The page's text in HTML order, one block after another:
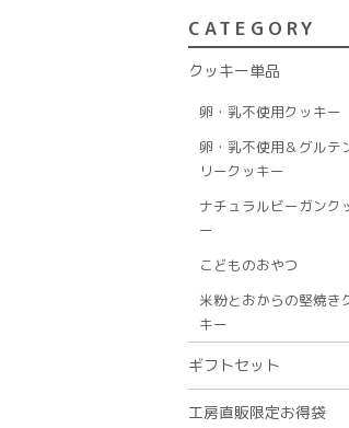
CATEGORY
クッキー単品
卵・乳不使用クッキー
卵・乳不使用＆グルテ
リークッキー
ナチュラルビーガンク
ー
こどものおやつ
米粉とおからの堅焼き
キー
ギフトセット
工房直販限定お得袋